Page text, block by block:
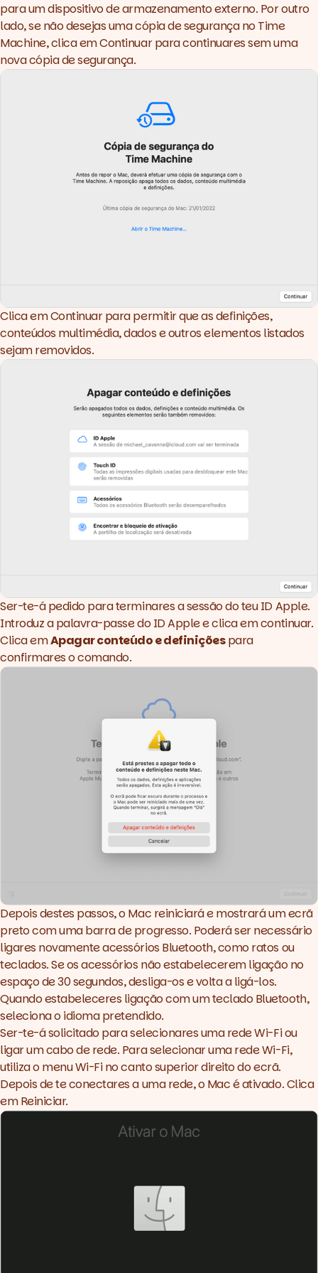
para um dispositivo de armazenamento externo. Por outro
lado, se não desejas uma cópia de segurança no Time
Machine, clica em Continuar para continuares sem uma
nova cópia de segurança.
Clica em Continuar para permitir que as definições,
conteúdos multimédia, dados e outros elementos listados
sejam removidos.
Ser-te-á pedido para terminares a sessão do teu ID Apple.
Introduz a palavra-passe do ID Apple e clica em continuar.
Clica emApagar conteúdo e definiçõespara
confirmares o comando.
Depois destes passos, o Mac reiniciará e mostrará um ecrã
preto com uma barra de progresso. Poderá ser necessário
ligares novamente acessórios Bluetooth, como ratos ou
teclados. Se os acessórios não estabelecerem ligação no
espaço de 30 segundos, desliga-os e volta a ligá-los.
Quando estabeleceres ligação com um teclado Bluetooth,
seleciona o idioma pretendido.
Ser-te-á solicitado para selecionares uma rede Wi-Fi ou
ligar um cabo de rede. Para selecionar uma rede Wi-Fi,
utiliza o menu Wi-Fi no canto superior direito do ecrã.
Depois de te conectares a uma rede, o Mac é ativado. Clica
em Reiniciar.